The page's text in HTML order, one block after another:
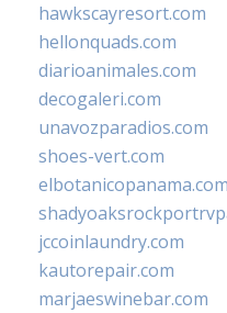
hawkscayresort.com
hellonquads.com
diarioanimales.com
decogaleri.com
unavozparadios.com
shoes-vert.com
elbotanicopanama.com
jccoinlaundry.com
kautorepair.com
marjaeswinebar.com